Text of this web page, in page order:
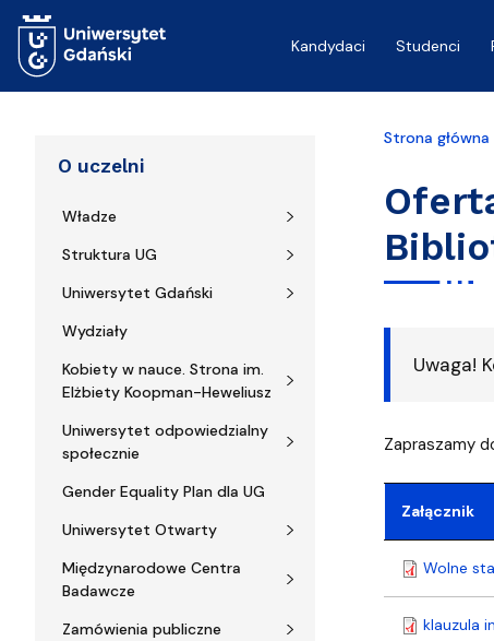
Kandydaci
Studenci
O uczelni
Władze
Struktura UG
Uniwersytet Gdański
Wydziały
Kobiety w nauce. Strona im.
Elżbiety Koopman-Heweliusz
Uniwersytet odpowiedzialny
społecznie
Gender Equality Plan dla UG
Uniwersytet Otwarty
Międzynarodowe Centra
Badawcze
Zamówienia publiczne
Strona główna
Uwaga!
Zapraszamy
Załącznik
Wolne
klauzula